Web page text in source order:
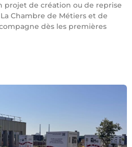
projet de création ou de reprise
Chambre de Métiers et de
dès les premières